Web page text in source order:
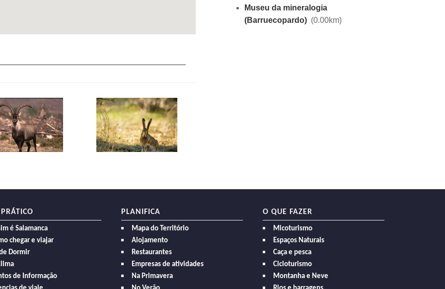
Museu da mineralogia
(Barruecopardo) (0.00km)
é Salamanca
chegar e viajar
Dormir
de Informação
PLANIFICA
Mapa do Território
Alojamento
Restaurantes
Empresas de atividades
Na Primavera
O QUE FAZER
Micoturismo
Espaços Naturais
Caça e pesca
Cicloturismo
Montanha e Neve